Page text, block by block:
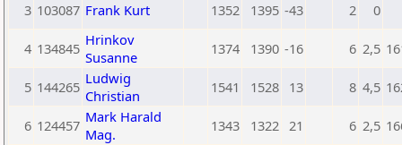
3 103087 Frank Kurt 1352 1395 -43 2 0
4 134845 Hrinkov
Susanne
1374 1390 -16 6 2,5
5 144265 Ludwig
Christian
1541 1528 13 8 4,5
6 124457 Mark Harald
Mag.
1343 1322 21 6 2,5